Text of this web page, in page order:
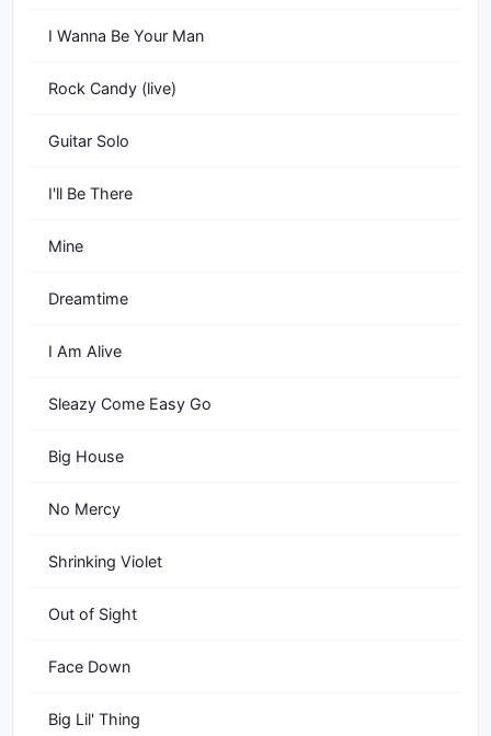
I Wanna Be Your Man
Rock Candy (live)
Guitar Solo
I'll Be There
Mine
Dreamtime
I Am Alive
Sleazy Come Easy Go
Big House
No Mercy
Shrinking Violet
Out of Sight
Face Down
Big Lil' Thing